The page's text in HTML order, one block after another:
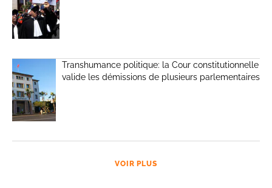
Transhumance politique: la Cour constitutionnelle
valide les démissions de plusieurs parlementaires
VOIR PLUS